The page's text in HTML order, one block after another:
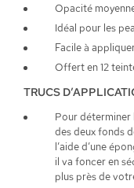
Opacité
Idéal pour les
Facile à
Offert en 12
TRUCS
Pour déterminer
des deux fonds
l’aide d’une
il va foncer en
plus près de